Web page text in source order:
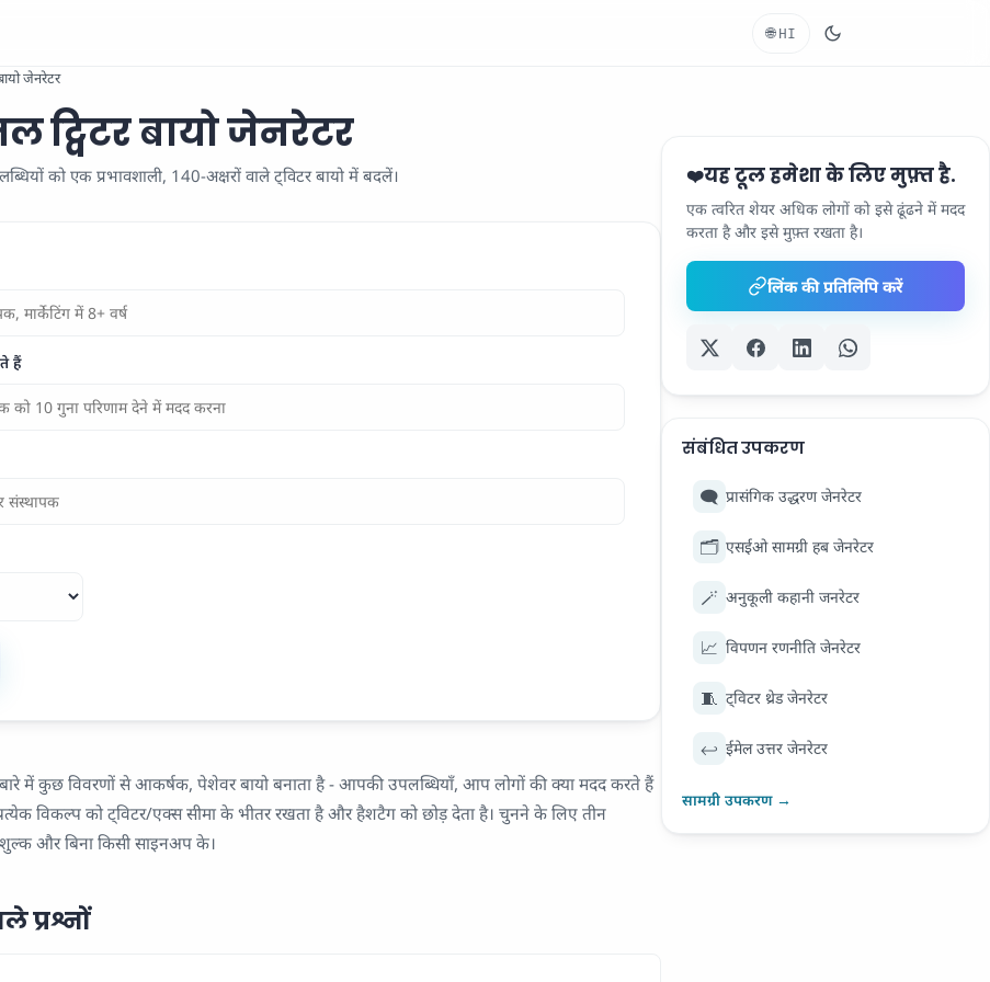
🌐 HI
जेनरेटर
ट्विटर बायो जेनरेटर
को एक प्रभावशाली, 140-अक्षरों वाले ट्विटर बायो में बदलें।
हैं
में कुछ विवरणों से आकर्षक, पेशेवर बायो बनाता है - आपकी उपलब्धियाँ, आप लोगों की क्या मदद करते हैं
विकल्प को ट्विटर/एक्स सीमा के भीतर रखता है और हैशटैग को छोड़ देता है। चुनने के लिए तीन
और बिना किसी साइनअप के।
प्रश्नों
❤️यह टूल हमेशा के लिए मुफ़्त है.
एक त्वरित शेयर अधिक लोगों को इसे ढूंढने में मदद
करता है और इसे मुफ़्त रखता है।
लिंक की प्रतिलिपि करें
संबंधित उपकरण
🗨️ प्रासंगिक उद्धरण जेनरेटर
🗂️ एसईओ सामग्री हब जेनरेटर
🪄 अनुकूली कहानी जनरेटर
📈 विपणन रणनीति जेनरेटर
🧵 ट्विटर थ्रेड जेनरेटर
↩️ ईमेल उत्तर जेनरेटर
सामग्री उपकरण →